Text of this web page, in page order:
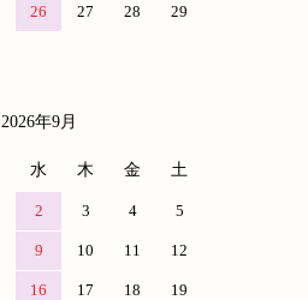
26 27 28 29
2026年9月
水 木 金 土
2 3 4 5
9 10 11 12
16 17 18 19